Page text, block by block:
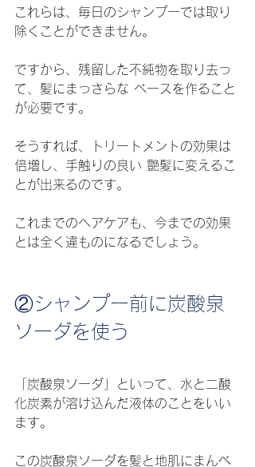
これらは、毎日のシャンプーでは取り
除くことができません。
ですから、残留した不純物を取り去っ
て、髪にまっさらな ベースを作ること
が必要です。
そうすれば、トリートメントの効果は
倍増し、手触りの良い 艶髪に変えるこ
とが出来るのです。
これまでのヘアケアも、今までの効果
とは全く違ものになるでしょう。
②シャンプー前に炭酸泉
ソーダを使う
「炭酸泉ソーダ」といって、水と二酸
化炭素が溶け込んだ液体のことをいい
ます。
この炭酸泉ソーダを髪と地肌にまんべ